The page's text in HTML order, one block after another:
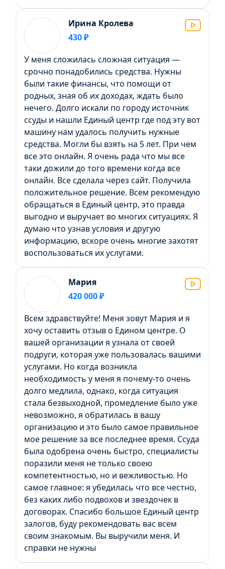
Ирина Кролева
430 ₽
У меня сложилась сложная ситуация —
срочно понадобились средства. Нужны
были такие финансы, что помощи от
родных, зная об их доходах, ждать было
нечего. Долго искали по городу источник
ссуды и нашли Единый центр где под эту вот
машину нам удалось получить нужные
средства. Могли бы взять на 5 лет. При чем
все это онлайн. Я очень рада что мы все
таки дожили до того времени когда все
онлайн. Все сделала через сайт. Получила
положительное решение. Всем рекомендую
обращаться в Единый центр, это правда
выгодно и выручает во многих ситуациях. Я
думаю что узнав условия и другую
информацию, вскоре очень многие захотят
воспользоваться их услугами.
Мария
420 000 ₽
Всем здравствуйте! Меня зовут Мария и я
хочу оставить отзыв о Едином центре. О
вашей организации я узнала от своей
подруги, которая уже пользовалась вашими
услугами. Но когда возникла
необходимость у меня я почему-то очень
долго медлила, однако, когда ситуация
стала безвыходной, промедление было уже
невозможно, я обратилась в вашу
организацию и это было самое правильное
мое решение за все последнее время. Ссуда
была одобрена очень быстро, специалисты
поразили меня не только своею
компетентностью, но и вежливостью. Но
самое главное: я убедилась что все честно,
без каких либо подвохов и звездочек в
договорах. Спасибо большое Единый центр
залогов, буду рекомендовать вас всем
своим знакомым. Вы выручили меня. И
справки не нужны